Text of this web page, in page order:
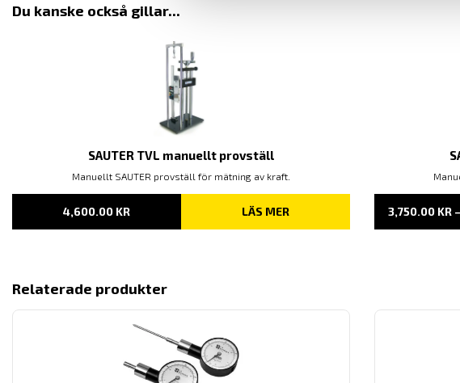
Du kanske också gillar...
SAUTER TVL manuellt provställ
Manuellt SAUTER provställ för mätning av kraft.
4,600.00 KR LÄS MER 3,750.00 KR –
Relaterade produkter